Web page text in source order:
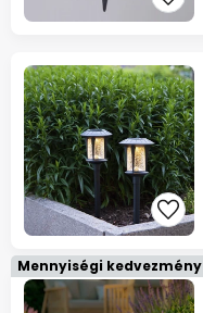
Mennyiségi kedvezmény